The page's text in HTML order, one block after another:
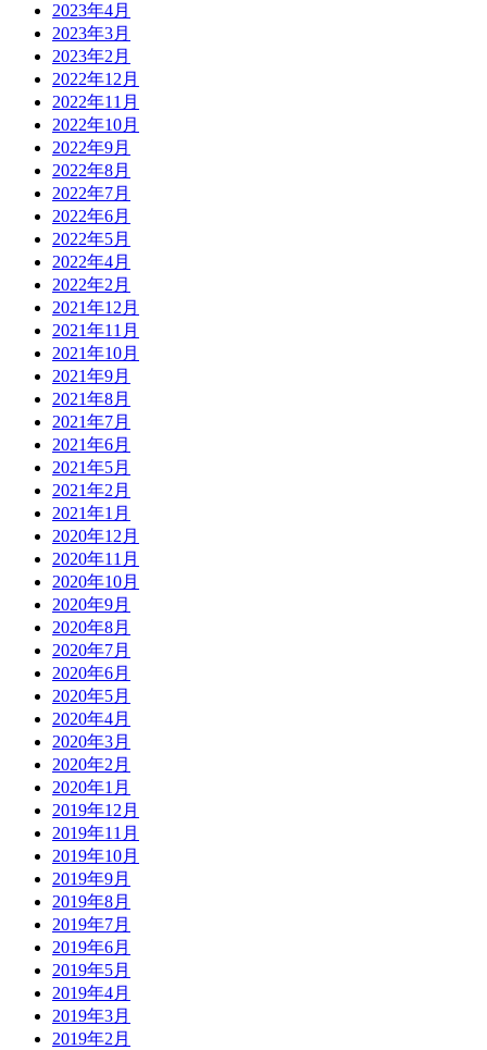
2023年4月
2023年3月
2023年2月
2022年12月
2022年11月
2022年10月
2022年9月
2022年8月
2022年7月
2022年6月
2022年5月
2022年4月
2022年2月
2021年12月
2021年11月
2021年10月
2021年9月
2021年8月
2021年7月
2021年6月
2021年5月
2021年2月
2021年1月
2020年12月
2020年11月
2020年10月
2020年9月
2020年8月
2020年7月
2020年6月
2020年5月
2020年4月
2020年3月
2020年2月
2020年1月
2019年12月
2019年11月
2019年10月
2019年9月
2019年8月
2019年7月
2019年6月
2019年5月
2019年4月
2019年3月
2019年2月